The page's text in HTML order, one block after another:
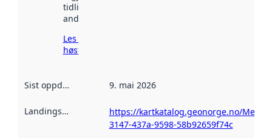
tidligere
andre steder.
Les mer om
høsting her
Sist oppdatert 9. mai 2026
Landingsside
https://kartkatalog.geonorge.no/
3147-437a-9598-58b92659f74c